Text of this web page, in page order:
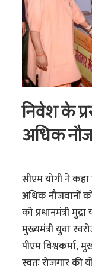
निवेश के
अधिक
सीएम योगी ने
अधिक नौजवानों
को प्रधानमंत्री
मुख्यमंत्री युवा
पीएम विश्वकर्मा,
स्वतः रोजगार की